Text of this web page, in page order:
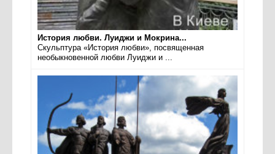
История любви. Луиджи и Мокрина...
Скульптура «История любви», посвященная
необыкновенной любви Луиджи и ...